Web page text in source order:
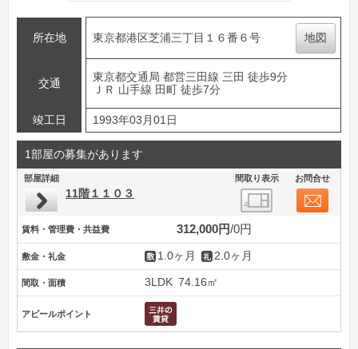
所在地 東京都港区芝浦三丁目１６番６号 地図
交通
東京都交通局 都営三田線 三田 徒歩9分
ＪＲ 山手線 田町 徒歩7分
竣工日 1993年03月01日
1部屋の募集があります
部屋詳細 間取り表示 お問合せ
11階１１０３
賃料・管理費・共益費 312,000円 0円
敷金・礼金 1.0ヶ月 2.0ヶ月
間取・面積 3LDK 74.16㎡
アピールポイント